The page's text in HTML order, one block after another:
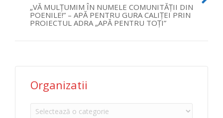
„VĂ MULȚUMIM ÎN NUMELE COMUNITĂȚII DIN
POENILE!” – APĂ PENTRU GURA CALIȚEI PRIN
PROIECTUL ADRA „APĂ PENTRU TOȚI”
Organizatii
Organizatii